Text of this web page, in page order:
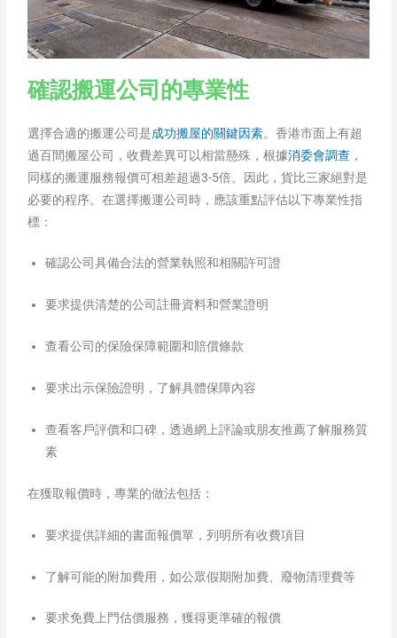
確認搬運公司的專業性
選擇合適的搬運公司是成功搬屋的關鍵因素。香港市面上有超
過百間搬屋公司，收費差異可以相當懸殊，根據消委會調查 ，
同樣的搬運服務報價可相差超過3-5倍。因此，貨比三家絕對是
必要的程序。在選擇搬運公司時，應該重點評估以下專業性指
標：​
確認公司具備合法的營業執照和相關許可證
要求提供清楚的公司註冊資料和營業證明
查看公司的保險保障範圍和賠償條款​
要求出示保險證明，了解具體保障內容
查看客戶評價和口碑，透過網上評論或朋友推薦了解服務質
素
在獲取報價時，專業的做法包括：
要求提供詳細的書面報價單，列明所有收費項目
了解可能的附加費用，如公眾假期附加費、廢物清理費等​
要求免費上門估價服務，獲得更準確的報價​